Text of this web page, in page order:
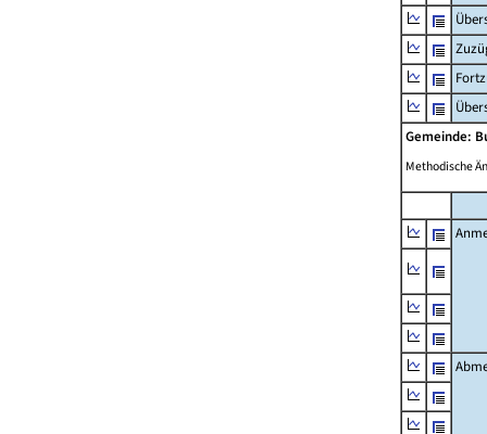
Gemeinde:
Methodische